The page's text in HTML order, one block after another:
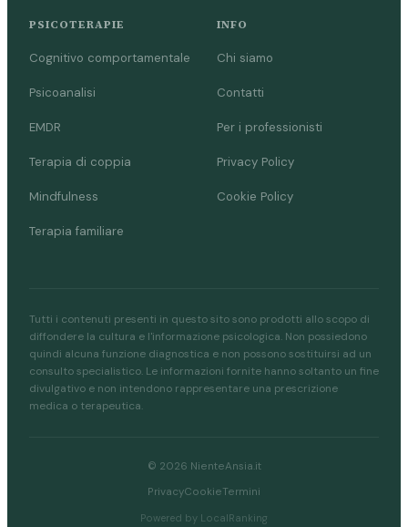
PSICOTERAPIE
Cognitivo comportamentale
Psicoanalisi
EMDR
Terapia di coppia
Mindfulness
Terapia familiare
INFO
Chi siamo
Contatti
Per i professionisti
Privacy Policy
Cookie Policy
Tutti i contenuti presenti in questo sito sono prodotti allo scopo di
diffondere la cultura e l'informazione psicologica. Non possiedono
quindi alcuna funzione diagnostica e non possono sostituirsi ad un
consulto specialistico. Le informazioni fornite hanno soltanto un fine
divulgativo e non intendono rappresentare una prescrizione
medica o terapeutica.
© 2026 NienteAnsia.it
PrivacyCookieTermini
Powered by LocalRanking